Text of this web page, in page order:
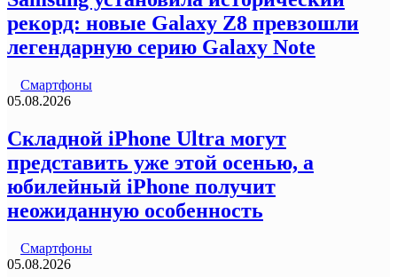
рекорд: новые Galaxy Z8 превзошли
легендарную серию Galaxy Note
Смартфоны
05.08.2026
Складной iPhone Ultra могут
представить уже этой осенью, а
юбилейный iPhone получит
неожиданную особенность
Смартфоны
05.08.2026